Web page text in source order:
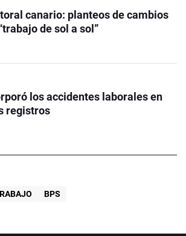
canario: planteos de cambios
de sol a sol”
los accidentes laborales en
registros
BPS